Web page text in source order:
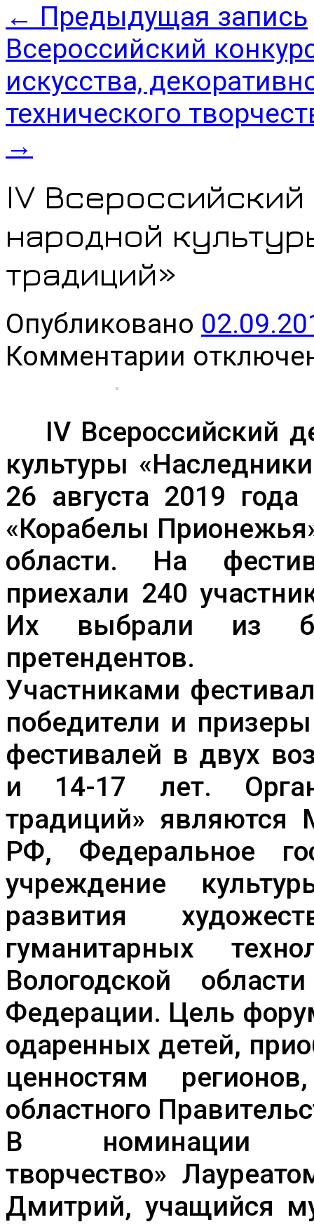
← Предыдущая запись
Всероссийский
искусства,
технического
→
IV
народной
традиций»
Опубликовано
Комментарии
записи
народной
культуры
традиций»
IV Всероссийский
культуры
26 августа 2019
«Корабелы
области. На
приехали 240
Их выбрали из
претендентов.
Участниками
победители и
фестивалей в двух
и 14-17 лет.
традиций» являются
РФ, Федеральное
учреждение
развития
гуманитарных
Вологодской
Федерации. Цель
одаренных детей,
ценностям
областного
В номинации
творчество»
Дмитрий, учащийся